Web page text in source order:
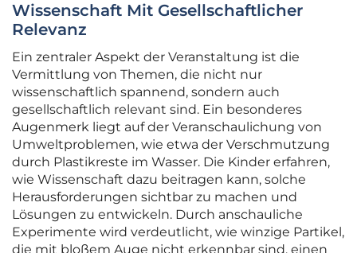
Wissenschaft Mit Gesellschaftlicher
Relevanz
Ein zentraler Aspekt der Veranstaltung ist die
Vermittlung von Themen, die nicht nur
wissenschaftlich spannend, sondern auch
gesellschaftlich relevant sind. Ein besonderes
Augenmerk liegt auf der Veranschaulichung von
Umweltproblemen, wie etwa der Verschmutzung
durch Plastikreste im Wasser. Die Kinder erfahren,
wie Wissenschaft dazu beitragen kann, solche
Herausforderungen sichtbar zu machen und
Lösungen zu entwickeln. Durch anschauliche
Experimente wird verdeutlicht, wie winzige Partikel,
die mit bloßem Auge nicht erkennbar sind, einen